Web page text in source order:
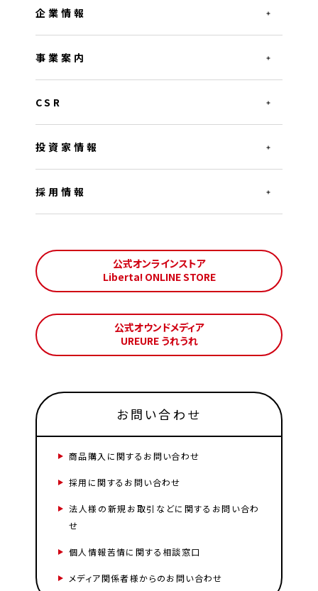
企業情報
事業案内
CSR
投資家情報
採用情報
公式オンラインストア
Liberta! ONLINE STORE
公式オウンドメディア
UREURE うれうれ
お問い合わせ
商品購入に関するお問い合わせ
採用に関するお問い合わせ
法人様の新規お取引などに関するお問い合わ
せ
個人情報苦情に関する相談窓口
メディア関係者様からのお問い合わせ